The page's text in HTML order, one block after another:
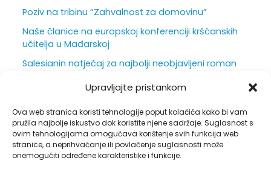
Upravljajte pristankom
Ova web stranica koristi tehnologije poput kolačića kako bi vam
pružila najbolje iskustvo dok koristite njene sadržaje. Suglasnost s
ovim tehnologijama omogućava korištenje svih funkcija web
stranice, a neprihvaćanje ili povlačenje suglasnosti može
onemogućiti određene karakteristike i funkcije.
Poziv na tribinu “Zahvalnost za domovinu”
Naše članice na europskoj konferenciji kršćanskih
učitelja u Mađarskoj
Salesianin natječaj za najbolji neobjavljeni roman
Ljepota i težina škole iz vizure ravnatelja
Duhovna obnova u sjeni hrastova